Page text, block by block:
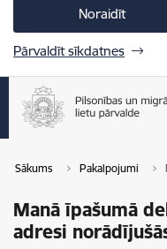
Noraidīt
Pārvaldīt sīkdatnes
Sākums Pakalpojumi
Manā īpašumā
adresi